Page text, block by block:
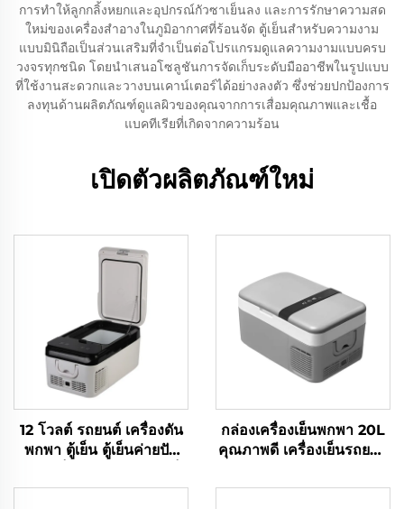
การทำให้ลูกกลิ้งหยกและอุปกรณ์กัวซาเย็นลง และการรักษาความสด
ใหม่ของเครื่องสำอางในภูมิอากาศที่ร้อนจัด ตู้เย็นสำหรับความงาม
แบบมินิถือเป็นส่วนเสริมที่จำเป็นต่อโปรแกรมดูแลความงามแบบครบ
วงจรทุกชนิด โดยนำเสนอโซลูชันการจัดเก็บระดับมืออาชีพในรูปแบบ
ที่ใช้งานสะดวกและวางบนเคาน์เตอร์ได้อย่างลงตัว ซึ่งช่วยปกป้องการ
ลงทุนด้านผลิตภัณฑ์ดูแลผิวของคุณจากการเสื่อมคุณภาพและเชื้อ
แบคทีเรียที่เกิดจากความร้อน
เปิดตัวผลิตภัณฑ์ใหม่
12 โวลต์ รถยนต์ เครื่องดัน
พกพา ตู้เย็น ตู้เย็นค่ายปัก
ตู้เย็นรถ 18L
กล่องเครื่องเย็นพกพา 20L
คุณภาพดี เครื่องเย็นรถยนต์
และการเดินทาง